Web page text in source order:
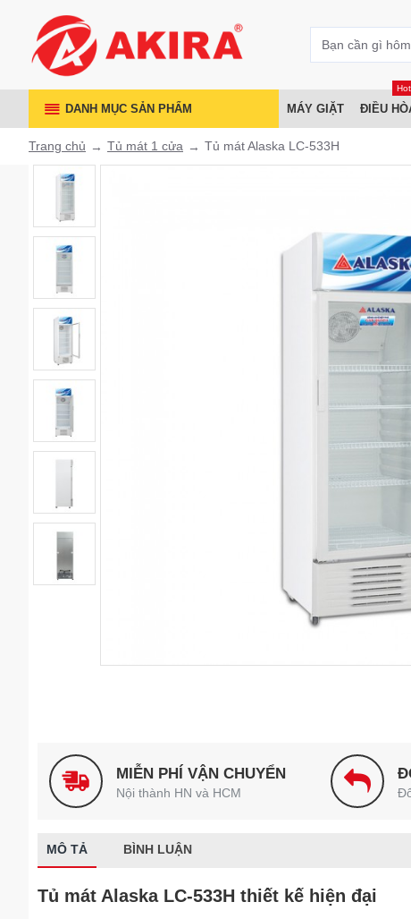
DANH MỤC SẢN PHẨM MÁY GIẶT ĐIỀU
Hot
Trang chủ Tủ mát 1 cửa Tủ mát Alaska LC-533H
MIỄN PHÍ VẬN CHUYỂN
Nội thành HN và HCM
MÔ TẢ BÌNH LUẬN
Tủ mát Alaska LC-533H thiết kế hiện đại